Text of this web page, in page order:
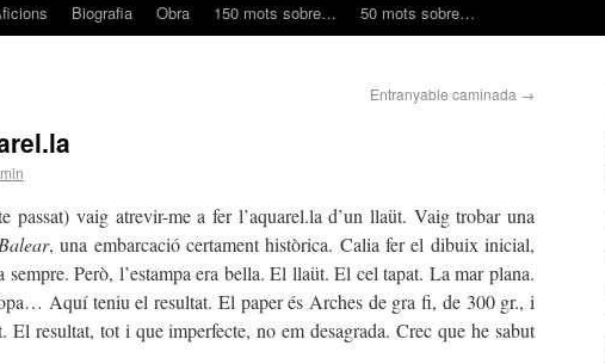
Biografia Obra 150 mots sobre… 50 mots sobre…
Entranyable caminada →
passat) vaig atrevir-me a fer l’aquarel.la d’un llaüt. Vaig trobar una
, una embarcació certament històrica. Calia fer el dibuix inicial,
sempre. Però, l’estampa era bella. El llaüt. El cel tapat. La mar plana.
Aquí teniu el resultat. El paper és Arches de gra fi, de 300 gr., i
El resultat, tot i que imperfecte, no em desagrada. Crec que he sabut